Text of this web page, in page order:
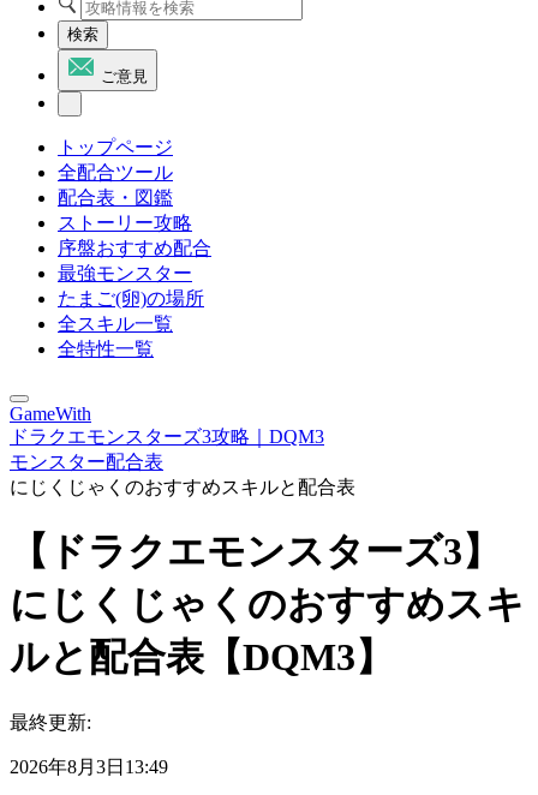
検索
ご意見
トップページ
全配合ツール
配合表・図鑑
ストーリー攻略
序盤おすすめ配合
最強モンスター
たまご(卵)の場所
全スキル一覧
全特性一覧
GameWith
ドラクエモンスターズ3攻略｜DQM3
モンスター配合表
にじくじゃくのおすすめスキルと配合表
【ドラクエモンスターズ3】
にじくじゃくのおすすめスキ
ルと配合表【DQM3】
最終更新:
2026年8月3日13:49